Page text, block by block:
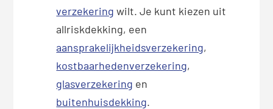
verzekering wilt. Je kunt kiezen uit
allriskdekking, een
aansprakelijkheidsverzekering,
kostbaarhedenverzekering,
glasverzekering en
buitenhuisdekking.